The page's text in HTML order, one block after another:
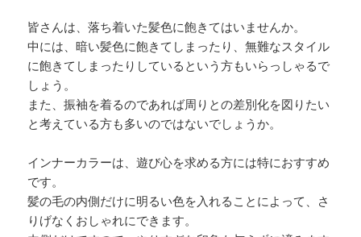
皆さんは、落ち着いた髪色に飽きてはいませんか。
中には、暗い髪色に飽きてしまったり、無難なスタイル
に飽きてしまったりしているという方もいらっしゃるで
しょう。
また、振袖を着るのであれば周りとの差別化を図りたい
と考えている方も多いのではないでしょうか。
インナーカラーは、遊び心を求める方には特におすすめ
です。
髪の毛の内側だけに明るい色を入れることによって、さ
りげなくおしゃれにできます。